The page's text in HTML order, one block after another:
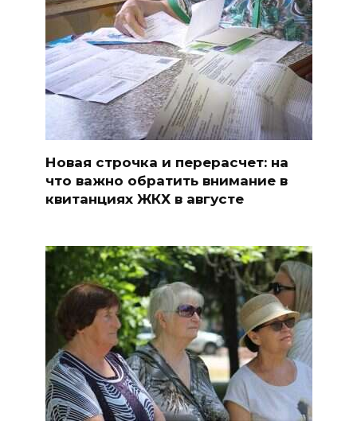
Новая строчка и перерасчет: на
что важно обратить внимание в
квитанциях ЖКХ в августе